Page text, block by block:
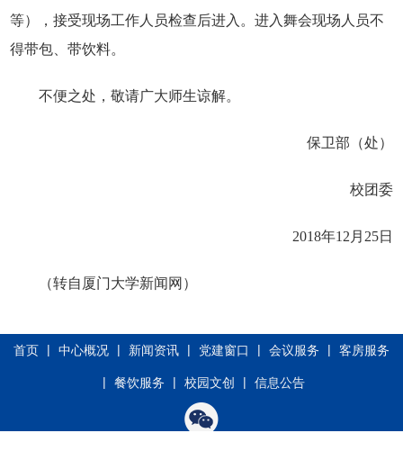
等），接受现场工作人员检查后进入。进入舞会现场人员不
得带包、带饮料。
不便之处，敬请广大师生谅解。
保卫部（处）
校团委
2018年12 月 25日
（转自厦门大学新闻网）
首页 | 中心概况 | 新闻资讯 | 党建窗口 | 会议服务 | 客房服务
| 餐饮服务 | 校园文创 | 信息公告